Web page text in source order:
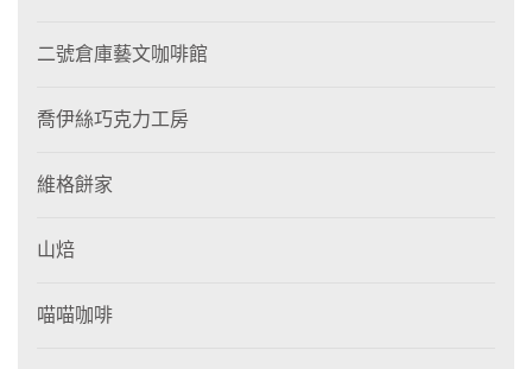
二號倉庫藝文咖啡館
喬伊絲巧克力工房
維格餅家
山焙
喵喵咖啡